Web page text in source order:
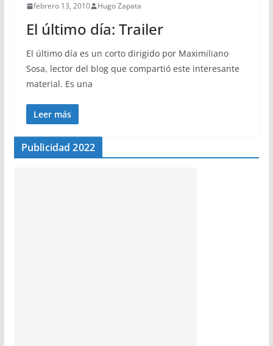
febrero 13, 2010 Hugo Zapata
El último día: Trailer
El último día es un corto dirigido por Maximiliano
Sosa, lector del blog que compartió este interesante
material. Es una
Leer más
Publicidad 2022